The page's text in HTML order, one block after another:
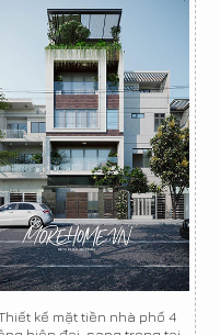
kế mặt tiền nhà phố 4